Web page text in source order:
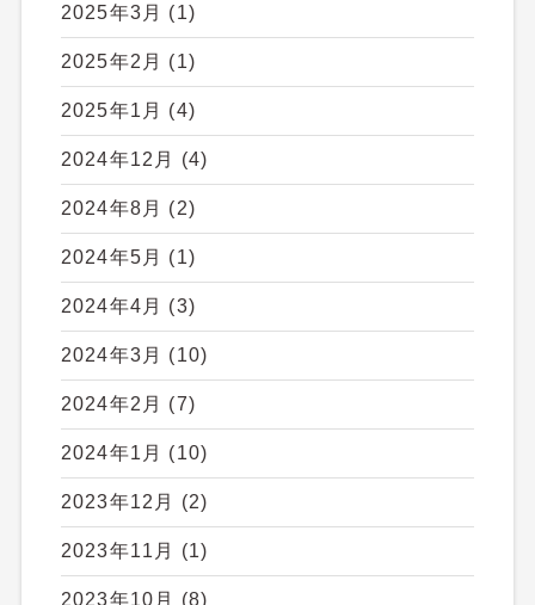
2025年3月 (1)
2025年2月 (1)
2025年1月 (4)
2024年12月 (4)
2024年8月 (2)
2024年5月 (1)
2024年4月 (3)
2024年3月 (10)
2024年2月 (7)
2024年1月 (10)
2023年12月 (2)
2023年11月 (1)
2023年10月 (8)